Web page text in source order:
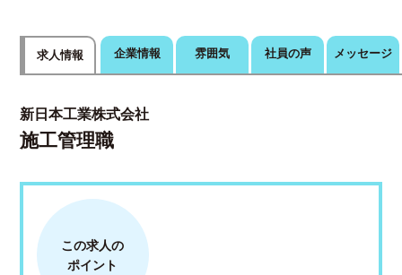
求人情報 企業情報 雰囲気 社員の声 メッセージ
新日本工業株式会社
施工管理職
この求人の
ポイント